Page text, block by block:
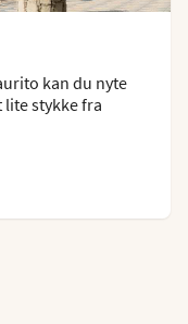
kan du nyte
lite stykke fra